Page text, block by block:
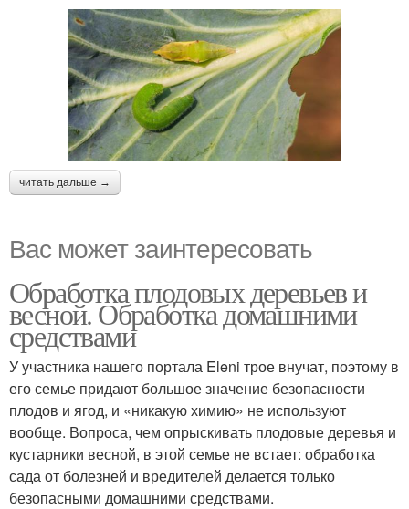
читать дальше →
Вас может заинтересовать
Обработка плодовых деревьев и
весной. Обработка домашними
средствами
У участника нашего портала Eleni трое внучат, поэтому в
его семье придают большое значение безопасности
плодов и ягод, и «никакую химию» не используют
вообще. Вопроса, чем опрыскивать плодовые деревья и
кустарники весной, в этой семье не встает: обработка
сада от болезней и вредителей делается только
безопасными домашними средствами.